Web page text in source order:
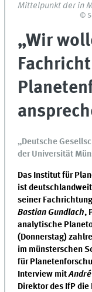
Mittelpunkt der in
©
„Wir
„Deutsche
der Universität
Das Institut für
ist
seiner
Bastian Gundlach,
analytische
(Donnerstag)
im münsterschen
für
Interview mit
Direktor des IfP